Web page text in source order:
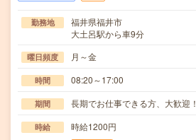
勤務地
福井県福井市
大土呂駅から車9分
曜日頻度 月～金
時間 08:20～17:00
期間 長期でお仕事できる方、大歓迎！
時給 時給1200円